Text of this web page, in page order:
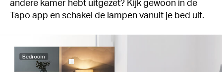
Tapo app en schakel de lampen vanuit je bed uit.